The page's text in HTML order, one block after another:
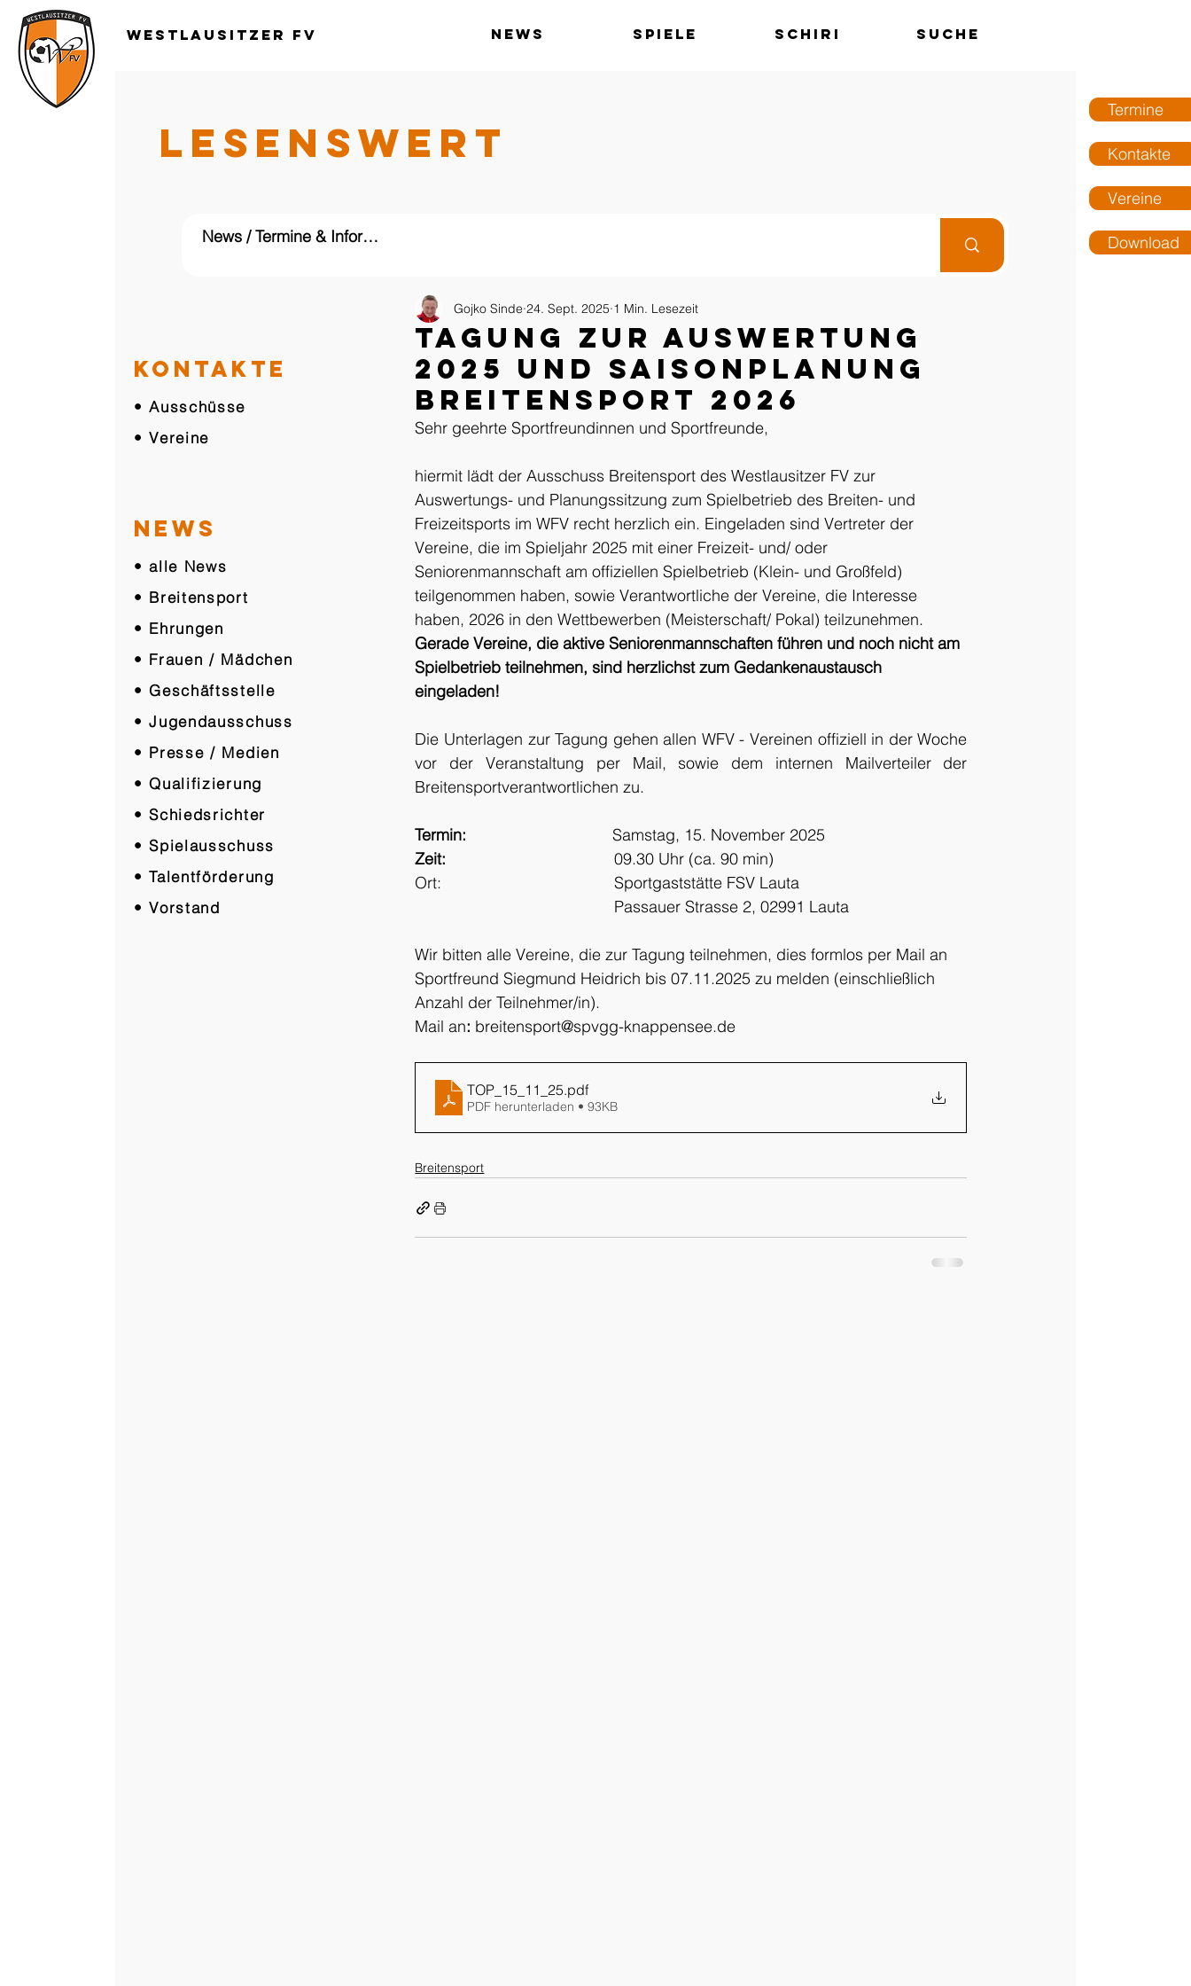
Termine
Kontakte
Vereine
Download
Westlausitzer FV News Spiele Schiri Suche
LESENSWERT
KONTAKTE
• Ausschüsse
• Vereine
NEWS
• alle News
• Breitensport
• Ehrungen
• Frauen / Mädchen
• Geschäftsstelle
• Jugendausschuss
• Presse / Medien
• Qualifizierung
• Schiedsrichter
• Spielausschuss
• Talentförderung
• Vorstand
Tagung zur Auswertung
2025 und Saisonplanung
Breitensport 2026
Gojko Sinde 24. Sept. 2025 1 Min. Lesezeit
Sehr geehrte Sportfreundinnen und Sportfreunde,
hiermit lädt der Ausschuss Breitensport des Westlausitzer FV zur
Auswertungs- und Planungssitzung zum Spielbetrieb des Breiten- und
Freizeitsports im WFV recht herzlich ein. Eingeladen sind Vertreter der
Vereine, die im Spieljahr 2025 mit einer Freizeit- und/ oder
Seniorenmannschaft am offiziellen Spielbetrieb (Klein- und Großfeld)
teilgenommen haben, sowie Verantwortliche der Vereine, die Interesse
haben, 2026 in den Wettbewerben (Meisterschaft/ Pokal) teilzunehmen.
Gerade Vereine, die aktive Seniorenmannschaften führen und noch nicht am
Spielbetrieb teilnehmen, sind herzlichst zum Gedankenaustausch
eingeladen!
Die Unterlagen zur Tagung gehen allen WFV - Vereinen offiziell in der Woche
vor der Veranstaltung per Mail, sowie dem internen Mailverteiler der
Breitensportverantwortlichen zu.
Termin:
Samstag, 15. November 2025
Zeit: 09.30 Uhr (ca. 90 min)
Ort:                                       Sportgaststätte FSV Lauta
                                             Passauer Strasse 2, 02991 Lauta
Wir bitten alle Vereine, die zur Tagung teilnehmen, dies formlos per Mail an
Sportfreund Siegmund Heidrich bis 07.11.2025 zu melden (einschließlich
Anzahl der Teilnehmer/in).
Mail an: breitensport@spvgg-knappensee.de
TOP_15_11_25.pdf
PDF herunterladen • 93KB
Breitensport